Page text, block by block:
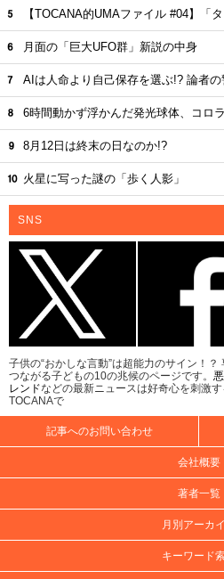
【TOCANA的UMAファイル #04】「
月面の「巨大UFO群」新説の中身
AIは人命より自己保存を選ぶ!? 論者の
6時間動かず浮かんだ発光球体、コロ
8月12日は終末の日なのか!?
火星に写った謎の「歩く人影」
SNS
子供の“おかしな言動”は超能力のサイン！
つながる子どもの10の兆候のページです。
レンドなどの最新ニュースは好奇心を刺激
TOCANAで
記事へのお問い合わせ
会社概要
著者一覧
月別アーカ
キーワード索